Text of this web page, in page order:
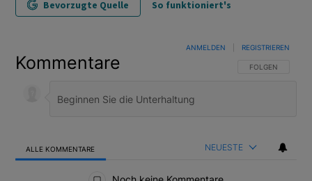
Bevorzugte Quelle So funktioniert's
Kommentare FOLGE DIESER
FOLGEN
ANMELDEN REGISTRIEREN
ALLE KOMMENTARE NEUESTE